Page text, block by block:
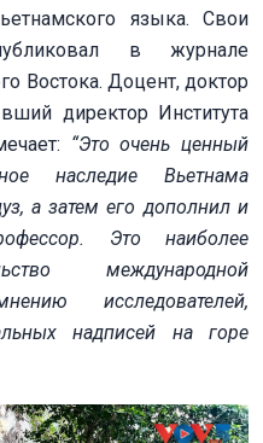
языка. Свои
в журнале
Востока. Доцент, доктор
директор Института
“Это очень ценный
наследие Вьетнама
а затем его дополнил и
Это наиболее
международной
исследователей,
надписей на горе